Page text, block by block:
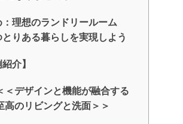
：理想のランドリールーム
とりある暮らしを実現しよう
紹介】
＜デザインと機能が融合する
高のリビングと洗面＞＞